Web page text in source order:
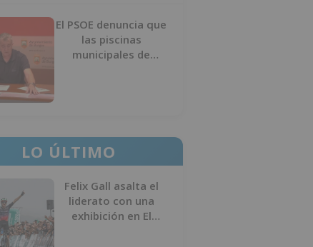
El PSOE denuncia que
las piscinas
municipales de
LO ÚLTIMO
Felix Gall asalta el
liderato con una
exhibición en El